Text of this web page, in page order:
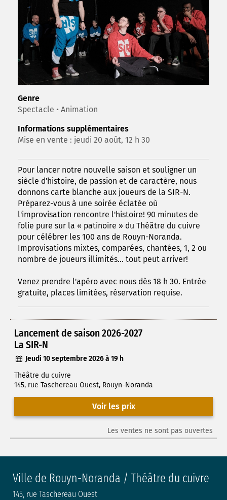
Genre
Spectacle • Animation
Informations supplémentaires
Mise en vente : jeudi 20 août, 12 h 30
Pour lancer notre nouvelle saison et souligner un
siècle d'histoire, de passion et de caractère, nous
donnons carte blanche aux joueurs de la SIR-N.
Préparez-vous à une soirée éclatée où
l'improvisation rencontre l'histoire! 90 minutes de
folie pure sur la « patinoire » du Théâtre du cuivre
pour célébrer les 100 ans de Rouyn-Noranda.
Improvisations mixtes, comparées, chantées, 1, 2 ou
nombre de joueurs illimités... tout peut arriver!
Venez prendre l'apéro avec nous dès 18 h 30. Entrée
gratuite, places limitées, réservation requise.
Lancement de saison 2026-2027
La SIR-N
Jeudi 10 septembre 2026 à 19 h
Théâtre du cuivre
145, rue Taschereau Ouest, Rouyn-Noranda
Voir les prix
Les ventes ne sont pas ouvertes
Ville de Rouyn-Noranda / Théâtre du cuivre
145, rue Taschereau Ouest